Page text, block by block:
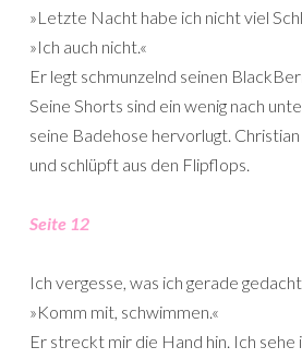
»Letzte Nacht habe ich nicht viel
»Ich auch nicht.«
Er legt schmunzelnd seinen
Seine Shorts sind ein wenig nach
seine Badehose hervorlugt.
und schlüpft aus den Flipflops.
Seite 12
Ich vergesse, was ich gerade
»Komm mit, schwimmen.«
Er streckt mir die Hand hin. Ich sehe